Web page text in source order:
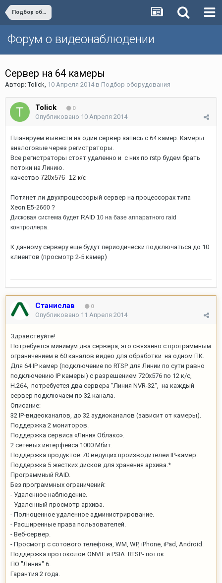
Подбор оборудования
Форум о видеонаблюдении
Сервер на 64 камеры
Автор:Tolick, 10 Апреля 2014в Подбор оборудования
Tolick 0
Опубликовано 10 Апреля 2014
Планируем вывести на один сервер запись с 64 камер. Камеры
аналоговые через регистраторы.
Все регистраторы стоят удаленно и с них по rstp будем брать
потоки на Линию.
качество 720х576 12 к/с
Потянет ли двухпроцессорый сервер на процессорах типа
Xeon E5-2660 ?
Дисковая система будет RAID 10 на базе аппаратного raid
контроллера.
К данному серверу еще будут периодически подключаться до 10
клиентов (просмотр 2-5 камер)
Станислав 0
Опубликовано 11 Апреля 2014
Здравствуйте!
Потребуется минимум два сервера, это связанно с программным
ограничением в 60 каналов видео для обработки на одном ПК.
Для 64 IP камер (подключение по RTSP для Линии по сути равно
подключению IP камеры) с разрешением 720х576 по 12 к/с,
H.264, потребуется два сервера "Линия NVR-32", на каждый
сервер подключаем по 32 канала.
Описание:
32 IP-видеоканалов, до 32 аудиоканалов (зависит от камеры).
Поддержка 2 мониторов.
Поддержка сервиса «Линия Облако».
2 сетевых интерфейса 1000 Мбит.
Поддержка продуктов 70 ведущих производителей IP-камер.
Поддержка 5 жестких дисков для хранения архива.*
Программный RAID.
Без программных ограничений:
- Удаленное наблюдение.
- Удаленный просмотр архива.
- Полноценное удаленное администрирование.
- Расширенные права пользователей.
- Веб-сервер.
- Просмотр с сотового телефона, WM, WP, iPhone, iPad, Android.
Поддержка протоколов ONVIF и PSIA. RTSP- поток.
ПО "Линия" 6.
Гарантия 2 года.